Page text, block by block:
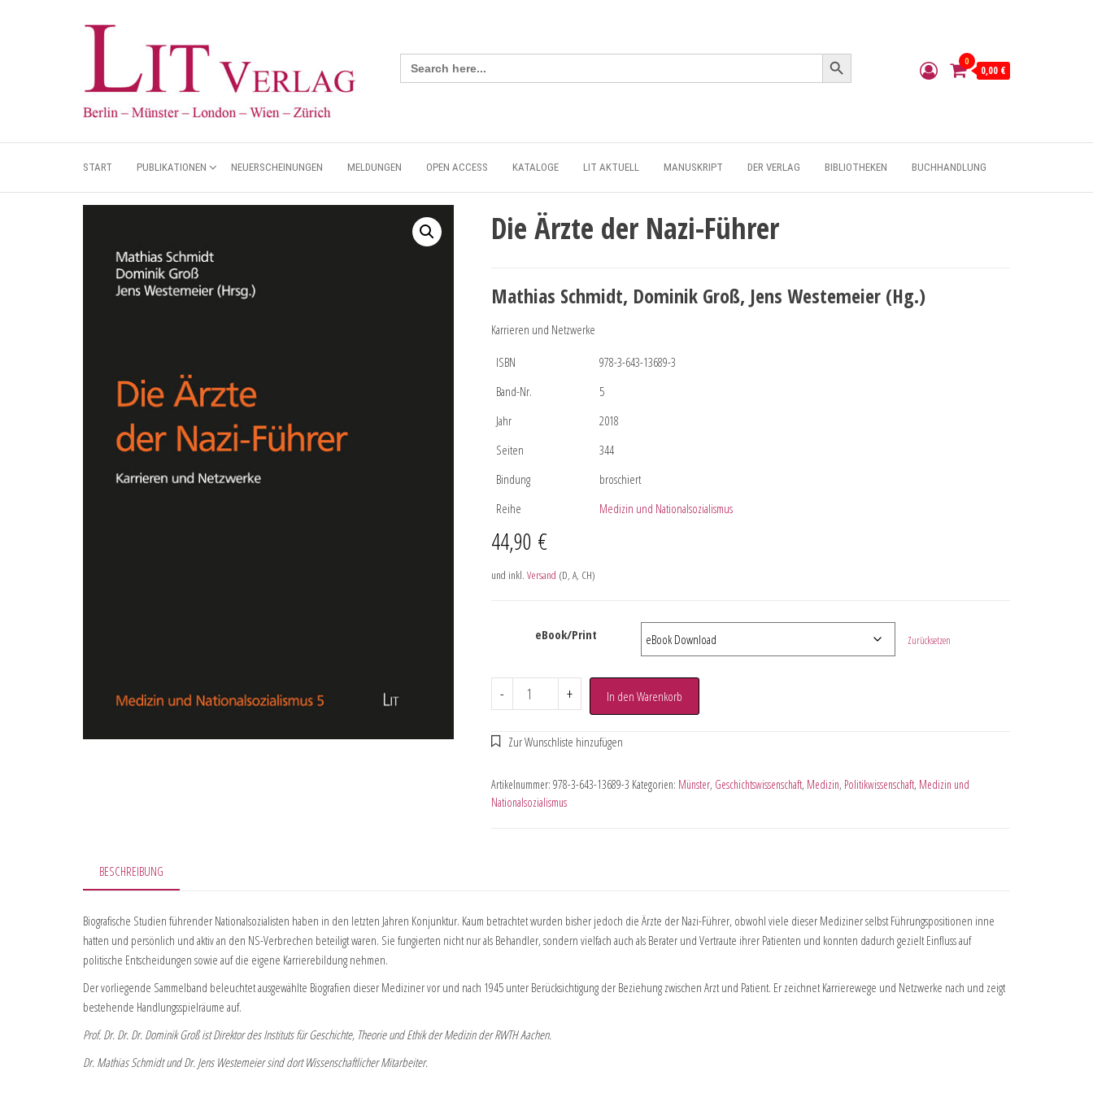
Search
for:
Search Button
0
0,00 €
START PUBLIKATIONEN NEUERSCHEINUNGEN MELDUNGEN OPEN ACCESS KATALOGE LIT AKTUELL MANUSKRIPT DER VERLAG BIBLIOTHEKEN BUCHHANDLUNG
Die Ärzte der Nazi-Führer
Mathias Schmidt, Dominik Groß, Jens Westemeier (Hg.)
Karrieren und Netzwerke
ISBN
978-3-643-13689-3
Band-Nr.
5
Jahr
2018
Seiten
344
Bindung
broschiert
Reihe
Medizin und Nationalsozialismus
44,90 €
und inkl. Versand (D, A, CH)
eBook/Print Zurücksetzen
- + In den Warenkorb
Artikelnummer: 978-3-643-13689-3 Kategorien: Münster, Geschichtswissenschaft, Medizin, Politikwissenschaft, Medizin und
Nationalsozialismus
BESCHREIBUNG
Biografische Studien führender Nationalsozialisten haben in den letzten Jahren Konjunktur. Kaum betrachtet wurden bisher jedoch die Ärzte der Nazi-Führer, obwohl viele dieser Mediziner selbst Führungspositionen inne
hatten und persönlich und aktiv an den NS-Verbrechen beteiligt waren. Sie fungierten nicht nur als Behandler, sondern vielfach auch als Berater und Vertraute ihrer Patienten und konnten dadurch gezielt Einfluss auf
politische Entscheidungen sowie auf die eigene Karrierebildung nehmen.
Der vorliegende Sammelband beleuchtet ausgewählte Biografien dieser Mediziner vor und nach 1945 unter Berücksichtigung der Beziehung zwischen Arzt und Patient. Er zeichnet Karrierewege und Netzwerke nach und zeigt
bestehende Handlungsspielräume auf.
Prof. Dr. Dr. Dr. Dominik Groß ist Direktor des Instituts für Geschichte, Theorie und Ethik der Medizin der RWTH Aachen.
Dr. Mathias Schmidt und Dr. Jens Westemeier sind dort Wissenschaftlicher Mitarbeiter.